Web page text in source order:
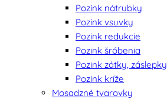
Pozink nátrubky
Pozink vsuvky
Pozink redukcie
Pozink šróbenia
Pozink zátky, záslepky
Pozink kríže
Mosadzné tvarovky